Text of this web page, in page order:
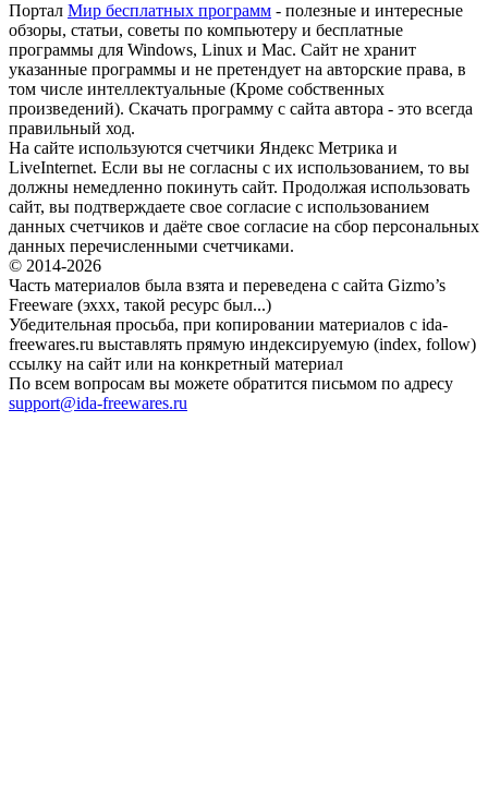
Портал Мир бесплатных программ - полезные и интересные
обзоры, статьи, советы по компьютеру и бесплатные
программы для Windows, Linux и Mac. Сайт не хранит
указанные программы и не претендует на авторские права, в
том числе интеллектуальные (Кроме собственных
произведений). Скачать программу с сайта автора - это всегда
правильный ход.
На сайте используются счетчики Яндекс Метрика и
LiveInternet. Если вы не согласны с их использованием, то вы
должны немедленно покинуть сайт. Продолжая использовать
сайт, вы подтверждаете свое согласие с использованием
данных счетчиков и даёте свое согласие на сбор персональных
данных перечисленными счетчиками.
© 2014-2026
Часть материалов была взята и переведена с сайта Gizmo’s
Freeware (эххх, такой ресурс был...)
Убедительная просьба, при копировании материалов с ida-
freewares.ru выставлять прямую индексируемую (index, follow)
ссылку на сайт или на конкретный материал
По всем вопросам вы можете обратится письмом по адресу
support@ida-freewares.ru